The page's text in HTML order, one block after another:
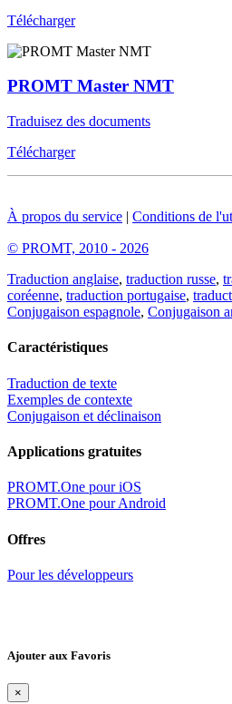
Télécharger
PROMT Master NMT
Traduisez des documents
Télécharger
À propos du service | Conditions de
© PROMT, 2010 - 2026
Traduction anglaise, traduction russe,
coréenne, traduction portugaise,
Conjugaison espagnole, Conjugaison
Caractéristiques
Traduction de texte
Exemples de contexte
Conjugaison et déclinaison
Applications gratuites
PROMT.One pour iOS
PROMT.One pour Android
Offres
Pour les développeurs
Ajouter aux Favoris
×